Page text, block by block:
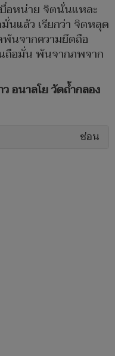
อหน่าย จิตนั่นแหละ
นแล้ว เรียกว่า จิตหลุด
นจากความยึดถือ
ถือมั่น พ้นจากภพจาก
อนาลโย วัดถ้ำกลอง
ซ่อน